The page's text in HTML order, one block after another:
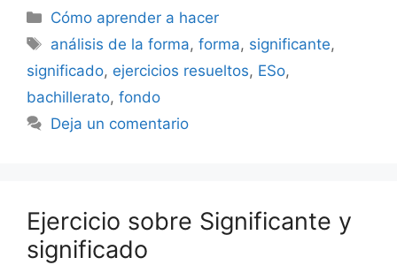
Categorías
Cómo aprender a hacer
Etiquetas
análisis de la forma,forma, significante,
significado, ejercicios resueltos, ESo,
bachillerato, fondo
Deja un comentario
Ejercicio sobre Significante y
significado